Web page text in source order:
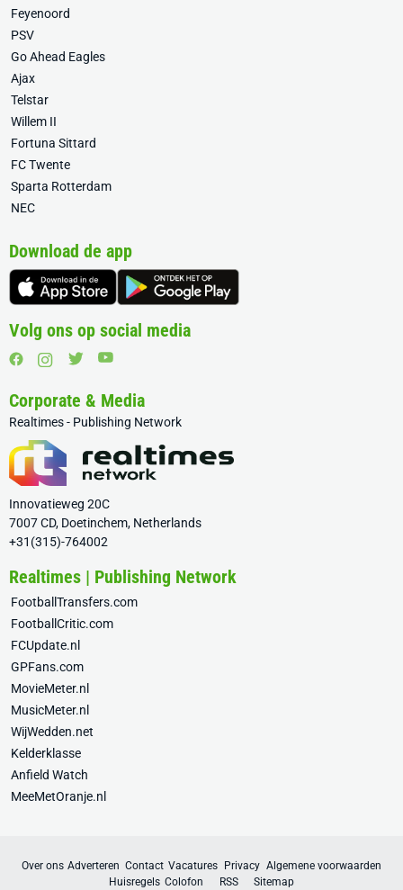
Feyenoord
PSV
Go Ahead Eagles
Ajax
Telstar
Willem II
Fortuna Sittard
FC Twente
Sparta Rotterdam
NEC
Download de app
Volg ons op social media
Corporate & Media
Realtimes - Publishing Network
Innovatieweg 20C
7007 CD, Doetinchem, Netherlands
+31(315)-764002
Realtimes | Publishing Network
FootballTransfers.com
FootballCritic.com
FCUpdate.nl
GPFans.com
MovieMeter.nl
MusicMeter.nl
WijWedden.net
Kelderklasse
Anfield Watch
MeeMetOranje.nl
Over ons Adverteren Contact Vacatures Privacy Algemene voorwaarden
Huisregels Colofon RSS Sitemap